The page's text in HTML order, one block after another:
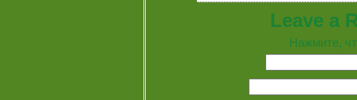
Leave a
Нажмите,